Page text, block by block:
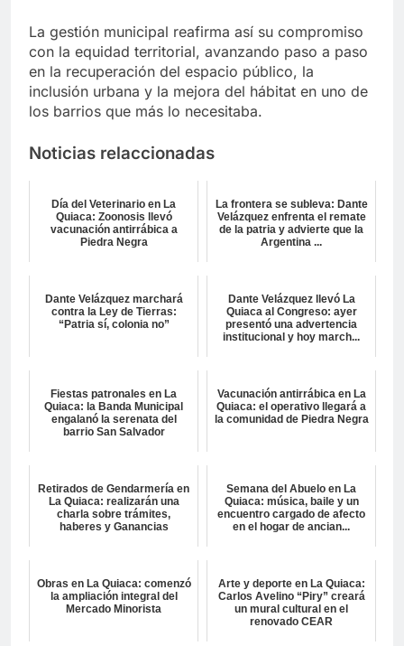
La gestión municipal reafirma así su compromiso
con la equidad territorial, avanzando paso a paso
en la recuperación del espacio público, la
inclusión urbana y la mejora del hábitat en uno de
los barrios que más lo necesitaba.
Noticias relaccionadas
Día del Veterinario en La
Quiaca: Zoonosis llevó
vacunación antirrábica a
Piedra Negra
La frontera se subleva: Dante
Velázquez enfrenta el remate
de la patria y advierte que la
Argentina ...
Dante Velázquez marchará
contra la Ley de Tierras:
“Patria sí, colonia no”
Dante Velázquez llevó La
Quiaca al Congreso: ayer
presentó una advertencia
institucional y hoy march...
Fiestas patronales en La
Quiaca: la Banda Municipal
engalanó la serenata del
barrio San Salvador
Vacunación antirrábica en La
Quiaca: el operativo llegará a
la comunidad de Piedra Negra
Retirados de Gendarmería en
La Quiaca: realizarán una
charla sobre trámites,
haberes y Ganancias
Semana del Abuelo en La
Quiaca: música, baile y un
encuentro cargado de afecto
en el hogar de ancian...
Obras en La Quiaca: comenzó
la ampliación integral del
Mercado Minorista
Arte y deporte en La Quiaca:
Carlos Avelino “Piry” creará
un mural cultural en el
renovado CEAR